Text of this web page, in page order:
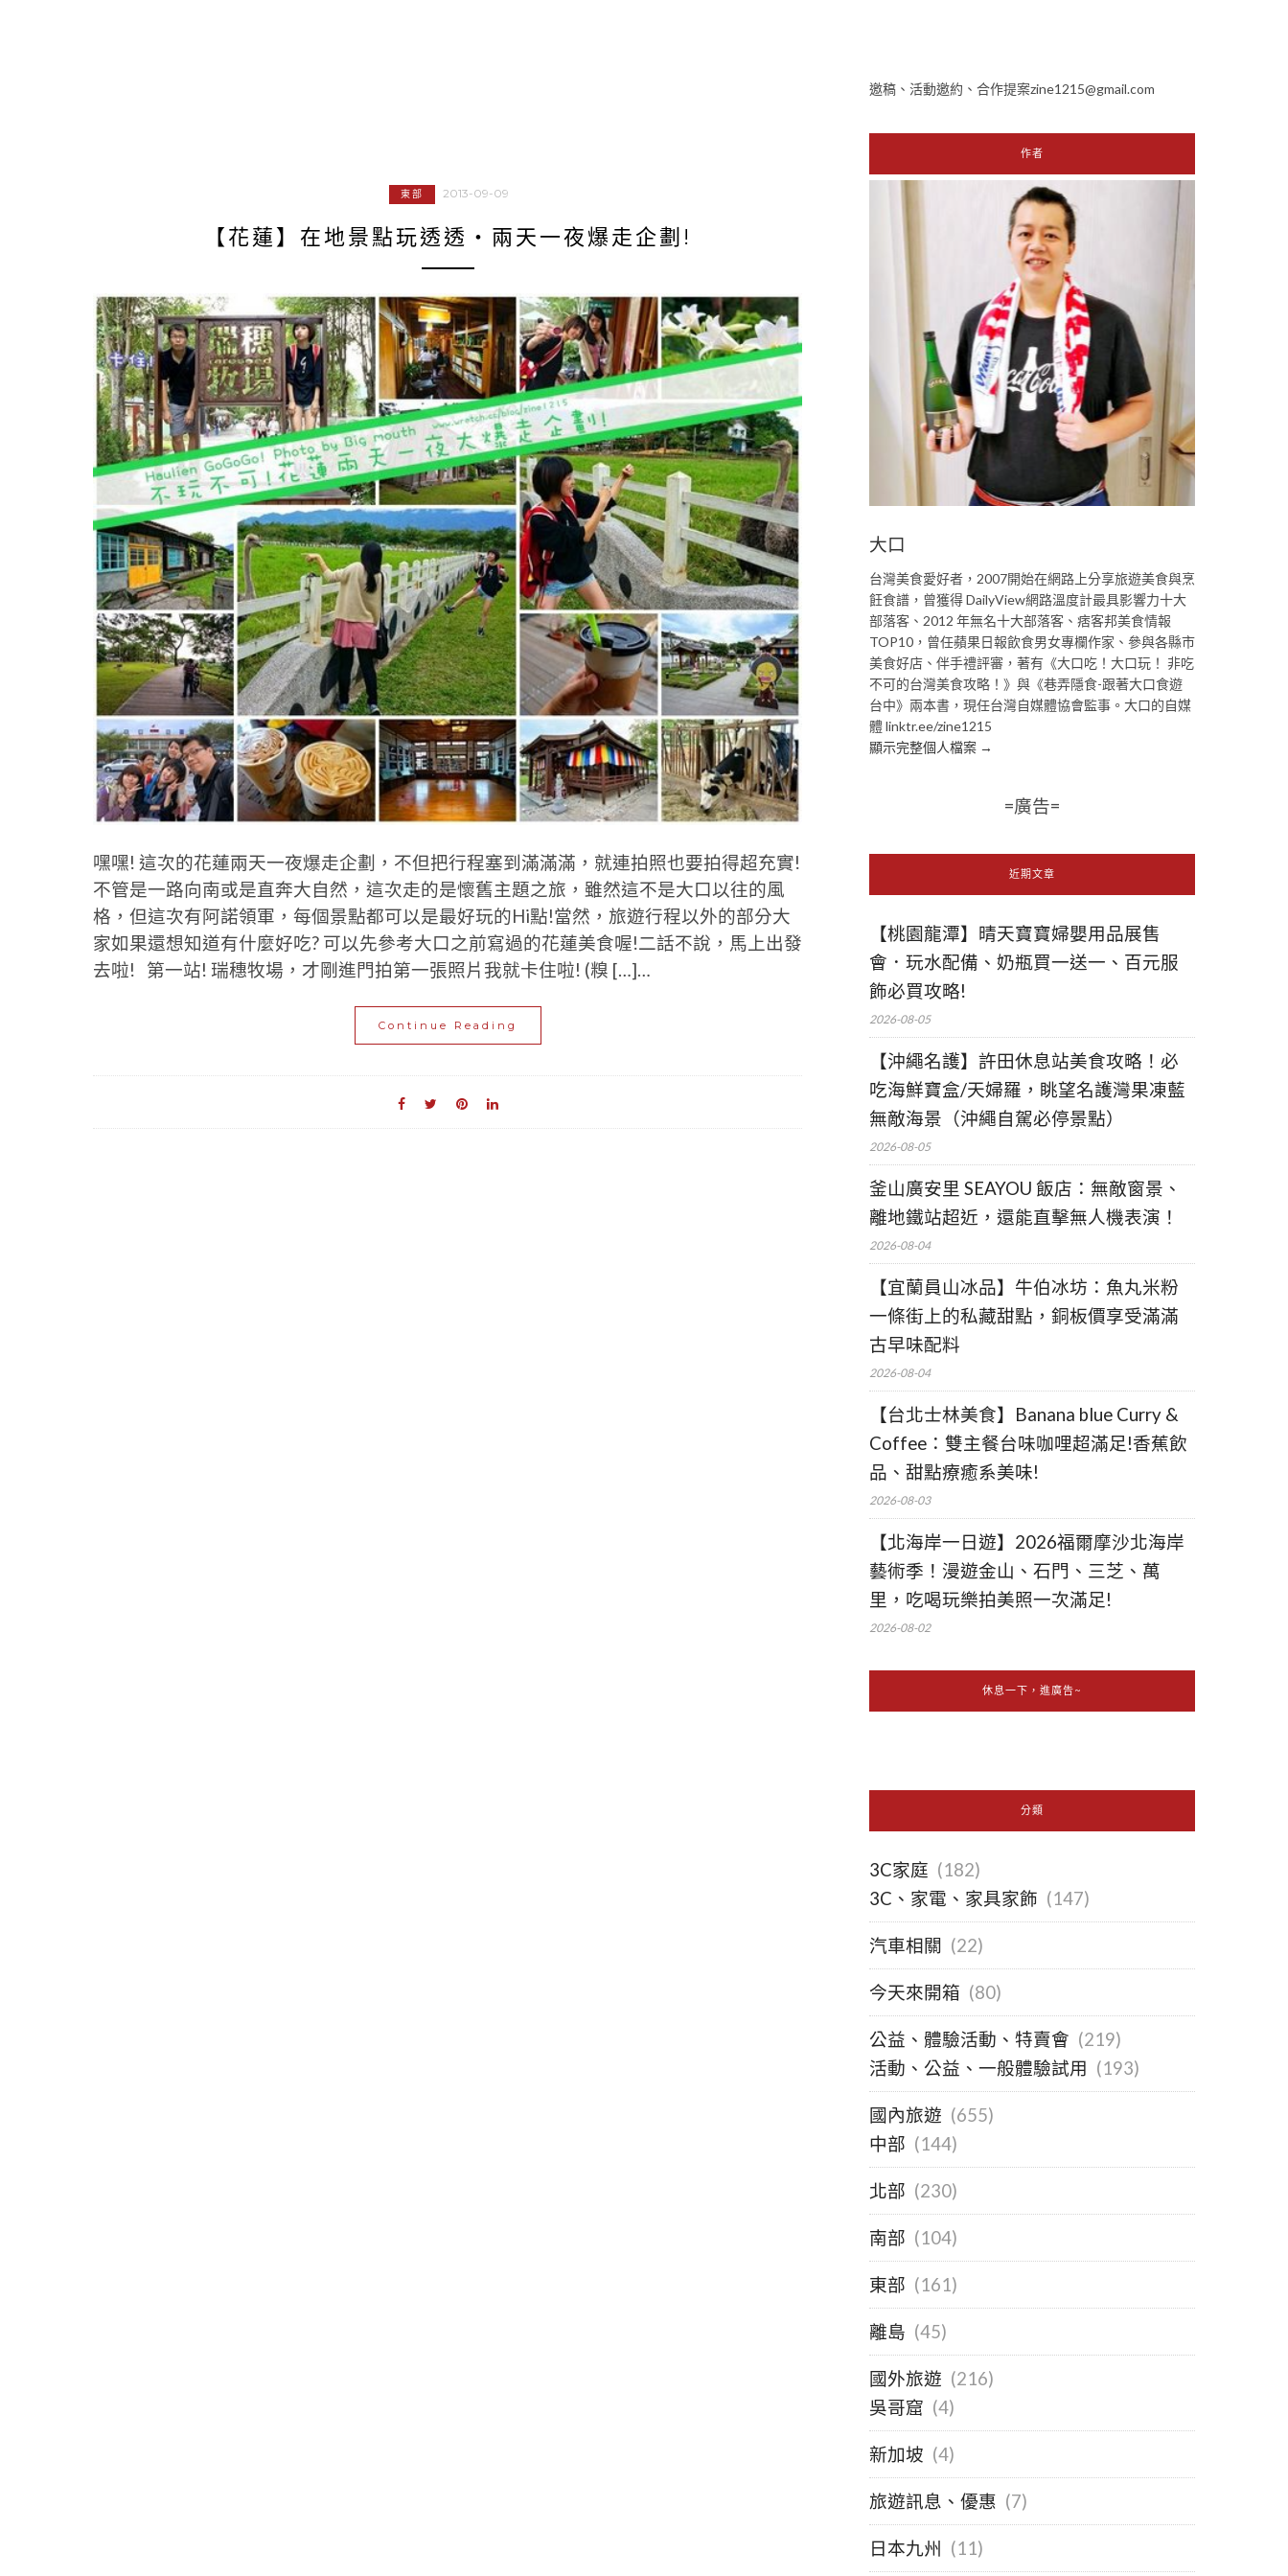
東部 2013-09-09
【花蓮】在地景點玩透透‧兩天一夜爆走企劃!
嘿嘿! 這次的花蓮兩天一夜爆走企劃，不但把行程塞到滿滿滿，就連拍照也要拍得超充實!
不管是一路向南或是直奔大自然，這次走的是懷舊主題之旅，雖然這不是大口以往的風
格，但這次有阿諾領軍，每個景點都可以是最好玩的Hi點!當然，旅遊行程以外的部分大
家如果還想知道有什麼好吃? 可以先參考大口之前寫過的花蓮美食喔!二話不說，馬上出發
去啦! 第一站! 瑞穗牧場，才剛進門拍第一張照片我就卡住啦! (糗 […]…
Continue Reading
邀稿、活動邀約、合作提案zine1215@gmail.com
作者
大口
台灣美食愛好者，2007開始在網路上分享旅遊美食與烹
飪食譜，曾獲得 DailyView網路溫度計最具影響力十大
部落客、2012 年無名十大部落客、痞客邦美食情報
TOP10，曾任蘋果日報飲食男女專欄作家、參與各縣市
美食好店、伴手禮評審，著有《大口吃！大口玩！ 非吃
不可的台灣美食攻略！》與《巷弄隱食-跟著大口食遊
台中》兩本書，現任台灣自媒體協會監事。大口的自媒
體 linktr.ee/zine1215
顯示完整個人檔案 →
=廣告=
近期文章
【桃園龍潭】晴天寶寶婦嬰用品展售
會．玩水配備、奶瓶買一送一、百元服
飾必買攻略!
2026-08-05
【沖繩名護】許田休息站美食攻略！必
吃海鮮寶盒/天婦羅，眺望名護灣果凍藍
無敵海景（沖繩自駕必停景點）
2026-08-05
釜山廣安里 SEAYOU 飯店：無敵窗景、
離地鐵站超近，還能直擊無人機表演！
2026-08-04
【宜蘭員山冰品】牛伯冰坊：魚丸米粉
一條街上的私藏甜點，銅板價享受滿滿
古早味配料
2026-08-04
【台北士林美食】Banana blue Curry &
Coffee：雙主餐台味咖哩超滿足!香蕉飲
品、甜點療癒系美味!
2026-08-03
【北海岸一日遊】2026福爾摩沙北海岸
藝術季！漫遊金山、石門、三芝、萬
里，吃喝玩樂拍美照一次滿足!
2026-08-02
休息一下，進廣告~
分類
3C家庭 (182)
3C、家電、家具家飾 (147)
汽車相關 (22)
今天來開箱 (80)
公益、體驗活動、特賣會 (219)
活動、公益、一般體驗試用 (193)
國內旅遊 (655)
中部 (144)
北部 (230)
南部 (104)
東部 (161)
離島 (45)
國外旅遊 (216)
吳哥窟 (4)
新加坡 (4)
旅遊訊息、優惠 (7)
日本九州 (11)